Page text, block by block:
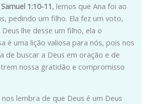
1:10-11, lemos que Ana foi ao
pedindo um filho. Ela fez um voto,
lhe desse um filho, ela o
é uma lição valiosa para nós, pois nos
de buscar a Deus em oração e de
nossa gratidão e compromisso
lembra de que Deus é um Deus